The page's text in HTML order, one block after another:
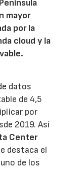
mayor
por la
cloud y la
datos
de 4,5
por
2019. Así
Center
destaca el
de los